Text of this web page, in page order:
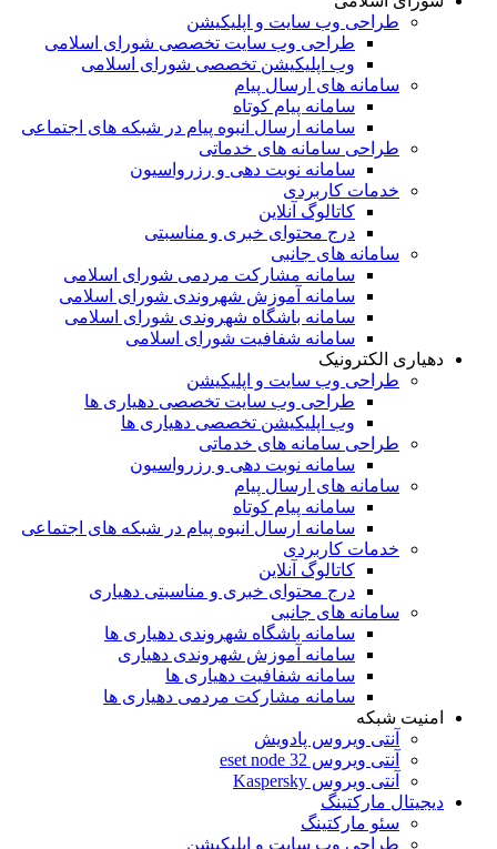
طراحی وب سایت و اپلیکیشن
طراحی وب سایت تخصصی شورای اسلامی
وب اپلیکیشن تخصصی شورای اسلامی
سامانه های ارسال پیام
سامانه پیام کوتاه
سامانه ارسال انبوه پیام در شبکه های اجتماعی
طراحی سامانه های خدماتی
سامانه نوبت دهی و رزرواسیون
خدمات کاربردی
کاتالوگ آنلاین
درج محتوای خبری و مناسبتی
سامانه های جانبی
سامانه مشارکت مردمی شورای اسلامی
سامانه آموزش شهروندی شورای اسلامی
سامانه باشگاه شهروندی شورای اسلامی
سامانه شفافیت شورای اسلامی
دهیاری الکترونیک
طراحی وب سایت و اپلیکیشن
طراحی وب سایت تخصصی دهیاری ها
وب اپلیکیشن تخصصی دهیاری ها
طراحی سامانه های خدماتی
سامانه نوبت دهی و رزرواسیون
سامانه های ارسال پیام
سامانه پیام کوتاه
سامانه ارسال انبوه پیام در شبکه های اجتماعی
خدمات کاربردی
کاتالوگ آنلاین
درج محتوای خبری و مناسبتی دهیاری
سامانه های جانبی
سامانه باشگاه شهروندی دهیاری ها
سامانه آموزش شهروندی دهیاری
سامانه شفافیت دهیاری ها
سامانه مشارکت مردمی دهیاری ها
امنیت شبکه
آنتی ویروس پادویش
آنتی ویروس 32 eset node
آنتی ویروس Kaspersky
دیجیتال مارکتینگ
سئو مارکتینگ
طراحی وب سایت و اپلیکیشن